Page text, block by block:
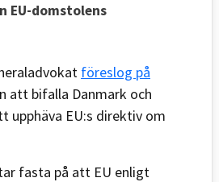
EU-domstolens
föreslog på
att bifalla Danmark och
upphäva EU:s direktiv om
fasta på att EU enligt